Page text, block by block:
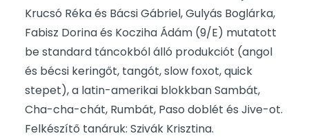
Krucsó Réka és Bácsi Gábriel, Gulyás Boglárka,
Fabisz Dorina és Kocziha Ádám (9/E) mutatott
be standard táncokból álló produkciót (angol
és bécsi keringőt, tangót, slow foxot, quick
stepet), a latin-amerikai blokkban Sambát,
Cha-cha-chát, Rumbát, Paso doblét és Jive-ot.
Felkészítő tanáruk: Szivák Krisztina.